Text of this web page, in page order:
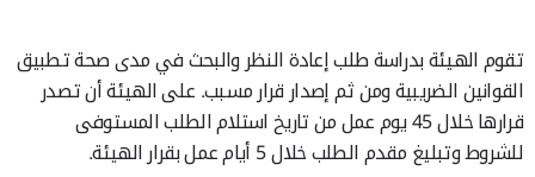
تقوم الهيئة بدراسة طلب إعادة النظر والبحث في مدى صحة تطبيق
القوانين الضريبية ومن ثم إصدار قرار مسبب. على الهيئة أن تصدر
قرارها خلال 45 يوم عمل من تاريخ استلام الطلب المستوفى
للشروط وتبليغ مقدم الطلب خلال 5 أيام عمل بقرار الهيئة.